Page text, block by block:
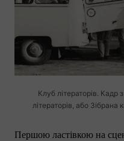
Клуб літераторів. Кадр
літераторів, або
Першою ластівкою на